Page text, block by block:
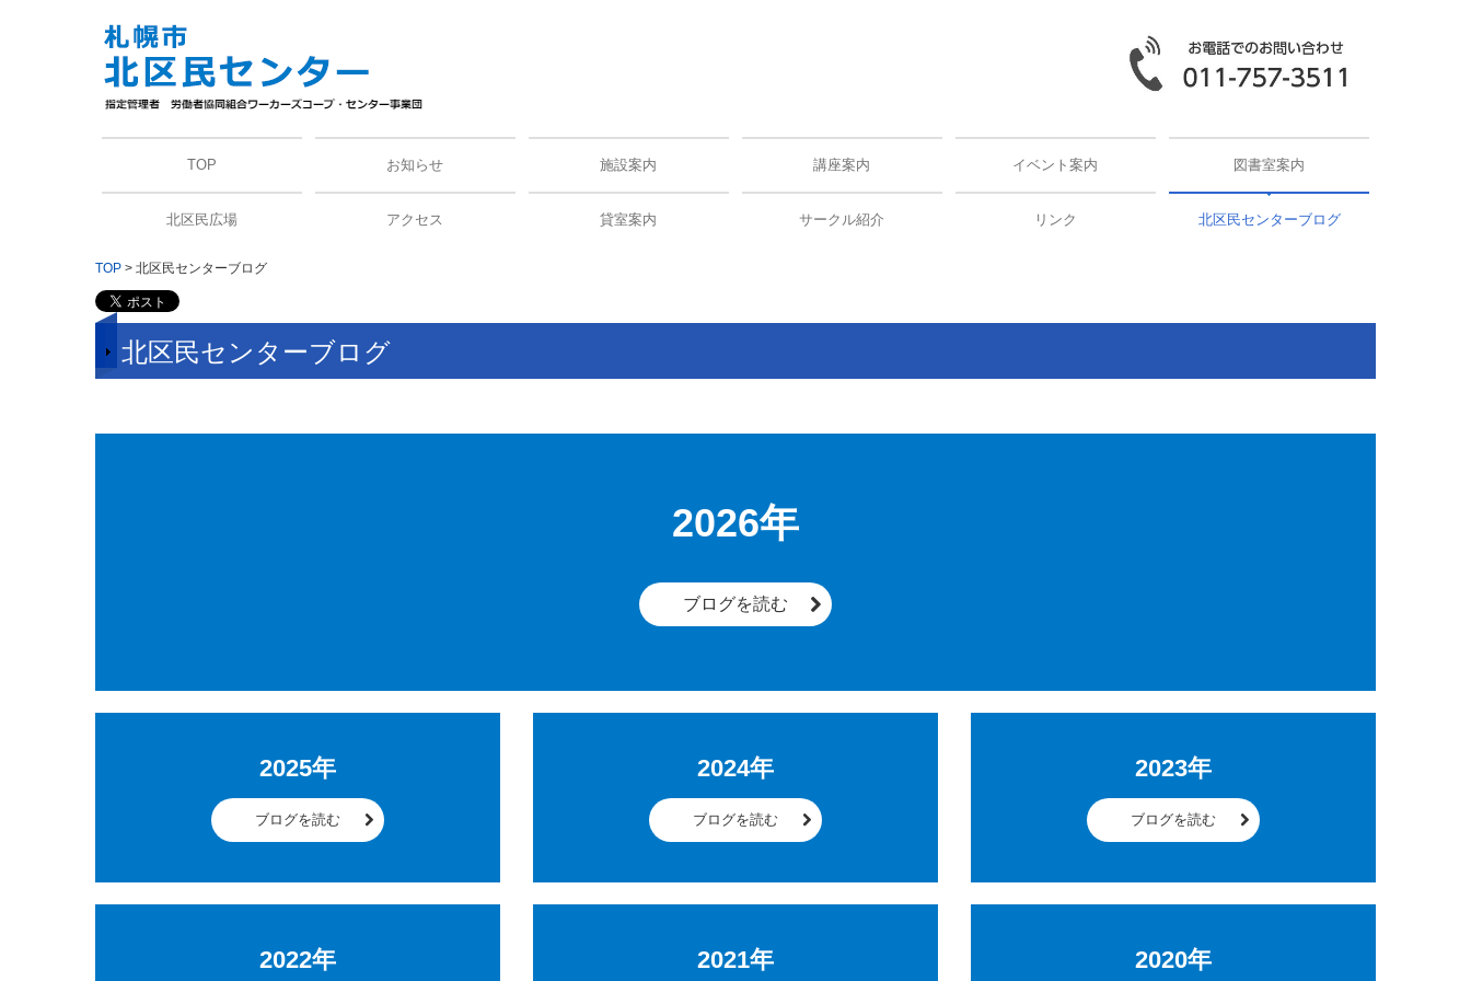
TOP お知らせ 施設案内 講座案内 イベント案内 図書室案内
北区民広場 アクセス 貸室案内 サークル紹介 リンク 北区民センターブログ
TOP 北区民センターブログ
北区民センターブログ
2026年
ブログを読む
2025年
ブログを読む
2024年
ブログを読む
2023年
ブログを読む
2022年 2021年 2020年